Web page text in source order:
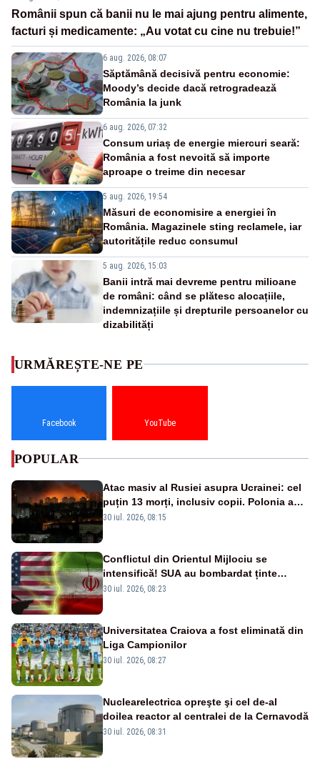
Românii spun că banii nu le mai ajung pentru alimente,
facturi și medicamente: „Au votat cu cine nu trebuie!”
6 aug. 2026, 08:07
Săptămână decisivă pentru economie:
Moody’s decide dacă retrogradează
România la junk
6 aug. 2026, 07:32
Consum uriaș de energie miercuri seară:
România a fost nevoită să importe
aproape o treime din necesar
5 aug. 2026, 19:54
Măsuri de economisire a energiei în
România. Magazinele sting reclamele, iar
autoritățile reduc consumul
5 aug. 2026, 15:03
Banii intră mai devreme pentru milioane
de români: când se plătesc alocațiile,
indemnizațiile și drepturile persoanelor cu
dizabilități
URMĂREȘTE-NE PE
Facebook YouTube
POPULAR
Atac masiv al Rusiei asupra Ucrainei: cel
puțin 13 morți, inclusiv copii. Polonia a
ridicat avioanele de vânătoare
30 iul. 2026, 08:15
Conflictul din Orientul Mijlociu se
intensifică! SUA au bombardat ținte
militare din Iran
30 iul. 2026, 08:23
Universitatea Craiova a fost eliminată din
Liga Campionilor
30 iul. 2026, 08:27
Nuclearelectrica opreşte şi cel de-al
doilea reactor al centralei de la Cernavodă
30 iul. 2026, 08:31